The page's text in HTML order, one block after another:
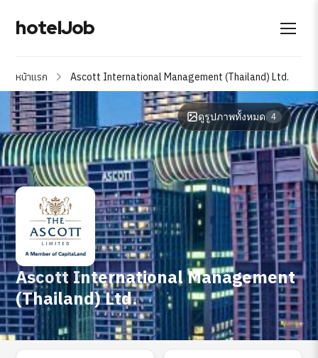
hotelJob
หน้าแรก Ascott International Management (Thailand) Ltd.
Ascott International Management
(Thailand) Ltd.
ดูรูปภาพทั้งหมด 4